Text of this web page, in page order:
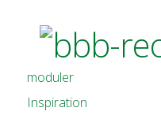
moduler
Inspiration